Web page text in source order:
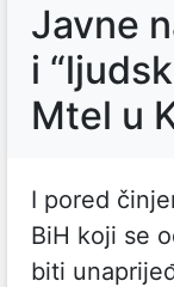
Javne
i
Mtel u
I pored
BiH koji se
biti